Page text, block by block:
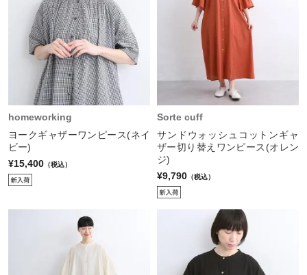
homeworking
ヨークギャザーワンピース(ネイ
ビー)
¥15,400 （税込）
Sorte cuff
サンドウォッシュコットンギャ
ザー切り替えワンピース(オレン
ジ)
¥9,790 （税込）